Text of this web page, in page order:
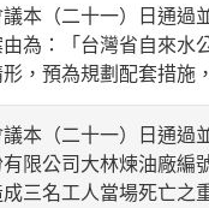
（二十一）日通過
為：「台灣省自來
，預為規劃配套措施
（二十一）日通過
限公司大林煉油廠
三名工人當場死亡之